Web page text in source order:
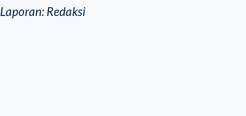
Laporan: Redaksi